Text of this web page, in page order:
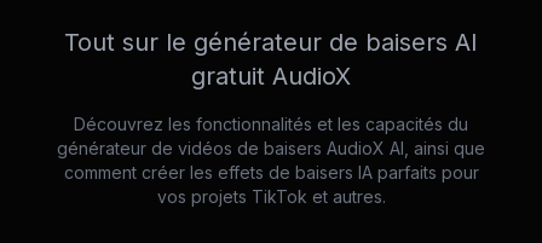
Tout sur le générateur de baisers AI
gratuit AudioX
Découvrez les fonctionnalités et les capacités du
générateur de vidéos de baisers AudioX AI, ainsi que
comment créer les effets de baisers IA parfaits pour
vos projets TikTok et autres.